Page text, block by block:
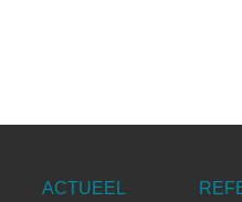
ACTUEEL